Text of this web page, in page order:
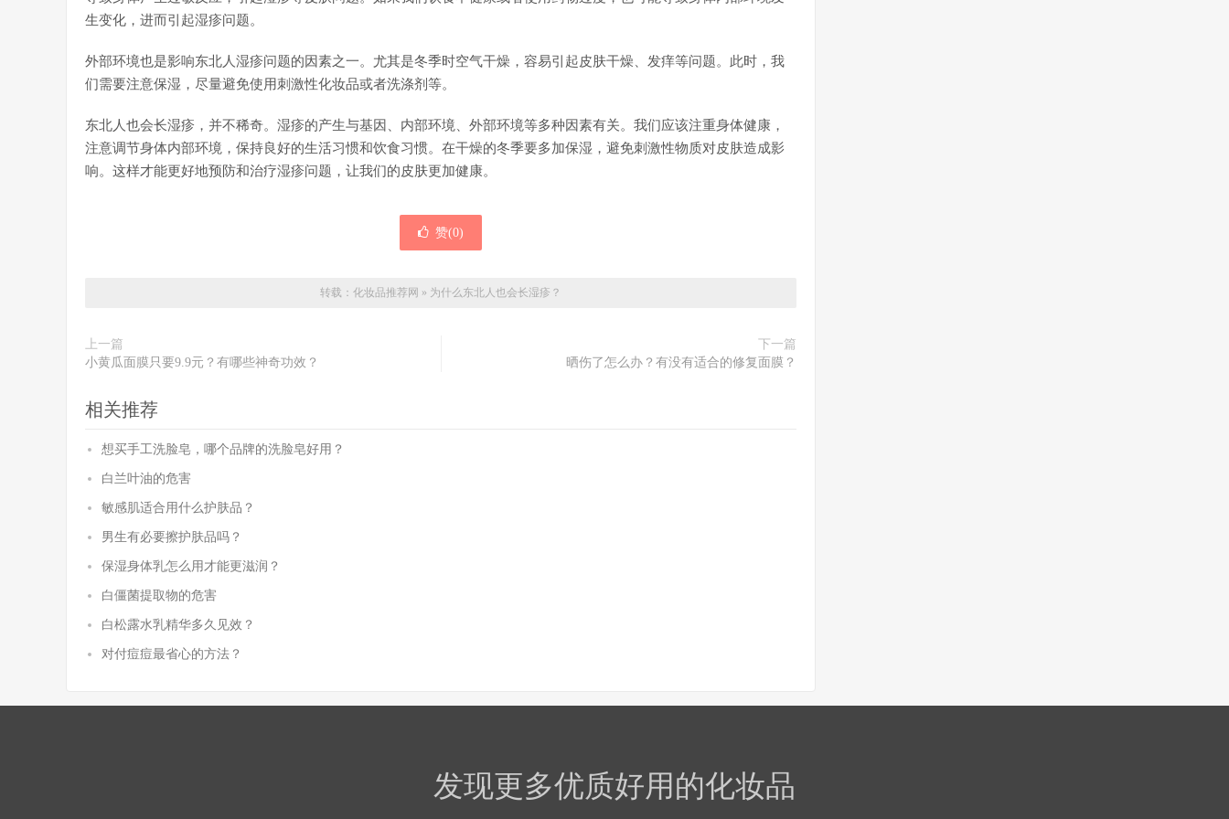
生变化，进而引起湿疹问题。
外部环境也是影响东北人湿疹问题的因素之一。尤其是冬季时空气干燥，容易引起皮肤干燥、发痒等问题。此时，我
们需要注意保湿，尽量避免使用刺激性化妆品或者洗涤剂等。
东北人也会长湿疹，并不稀奇。湿疹的产生与基因、内部环境、外部环境等多种因素有关。我们应该注重身体健康，
注意调节身体内部环境，保持良好的生活习惯和饮食习惯。在干燥的冬季要多加保湿，避免刺激性物质对皮肤造成影
响。这样才能更好地预防和治疗湿疹问题，让我们的皮肤更加健康。
赞(0)
转载： 化妆品推荐网 » 为什么东北人也会长湿疹？
上一篇
小黄瓜面膜只要9.9元？有哪些神奇功效？
下一篇
晒伤了怎么办？有没有适合的修复面膜？
相关推荐
想买手工洗脸皂，哪个品牌的洗脸皂好用？
白兰叶油的危害
敏感肌适合用什么护肤品？
男生有必要擦护肤品吗？
保湿身体乳怎么用才能更滋润？
白僵菌提取物的危害
白松露水乳精华多久见效？
对付痘痘最省心的方法？
发现更多优质好用的化妆品